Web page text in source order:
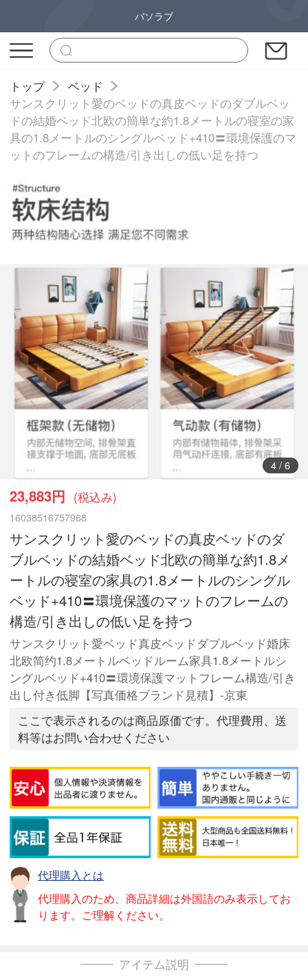
バソラブ
トップ
ベッド
サンスクリット愛のベッドの真皮ベッドのダブルベッ
ドの結婚ベッド北欧の簡単な約1.8メートルの寝室の家
具の1.8メートルのシングルベッド+410〓環境保護のマ
ットのフレームの構造/引き出しの低い足を持つ
5/ 6
23,883円 (税込み)
16038516757968
サンスクリット愛のベッドの真皮ベッドのダ
ブルベッドの結婚ベッド北欧の簡単な約1.8メ
ートルの寝室の家具の1.8メートルのシングル
ベッド+410〓環境保護のマットのフレームの
構造/引き出しの低い足を持つ
サンスクリット愛ベッド真皮ベッドダブルベッド婚床
北欧简约1.8メートルベッドルーム家具1.8メートルシ
ングルベッド+410〓環境保護マットフレーム構造/引き
出し付き低脚【写真価格ブランド見積】-京東
ここで表示されるのは商品原価です。代理費用、送
料等はお問い合わせください
代理購入とは
代理購入のため、商品詳細は外国語のみ表示してお
ります。ご理解ください。
アイテム説明